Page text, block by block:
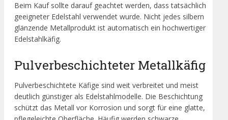
Beim Kauf sollte darauf geachtet werden, dass tatsächlich
geeigneter Edelstahl verwendet wurde. Nicht jedes silbern
glänzende Metallprodukt ist automatisch ein hochwertiger
Edelstahlkäfig.
Pulverbeschichteter Metallkäfig
Pulverbeschichtete Käfige sind weit verbreitet und meist
deutlich günstiger als Edelstahlmodelle. Die Beschichtung
schützt das Metall vor Korrosion und sorgt für eine glatte,